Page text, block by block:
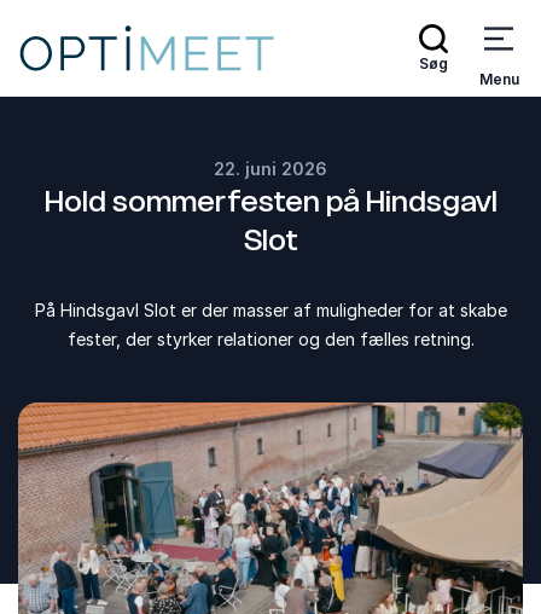
Søg
Menu
22. juni 2026
Hold sommerfesten på Hindsgavl
Slot
På Hindsgavl Slot er der masser af muligheder for at skabe
fester, der styrker relationer og den fælles retning.